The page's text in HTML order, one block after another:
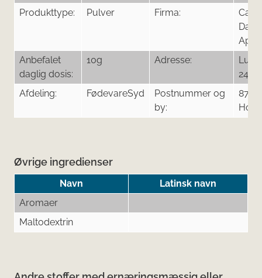
Produkttype: Pulver Firma:
Day
ApS
Anbefalet
daglig dosis:
10g Adresse:
24
Afdeling:
FødevareSyd
Postnummer og
by:
8700
Øvrige ingredienser
Navn
Latinsk navn
Aromaer
Maltodextrin